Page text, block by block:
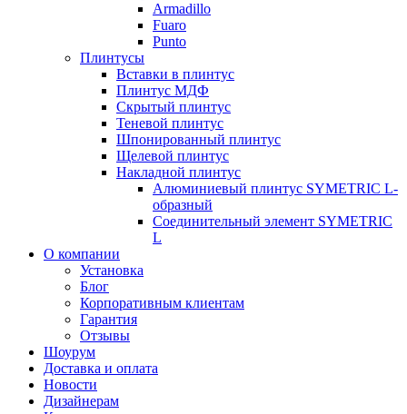
Armadillo
Fuaro
Punto
Плинтусы
Вставки в плинтус
Плинтус МДФ
Скрытый плинтус
Теневой плинтус
Шпонированный плинтус
Щелевой плинтус
Накладной плинтус
Алюминиевый плинтус SYMETRIC L-
образный
Соединительный элемент SYMETRIC
L
О компании
Установка
Блог
Корпоративным клиентам
Гарантия
Отзывы
Шоурум
Доставка и оплата
Новости
Дизайнерам